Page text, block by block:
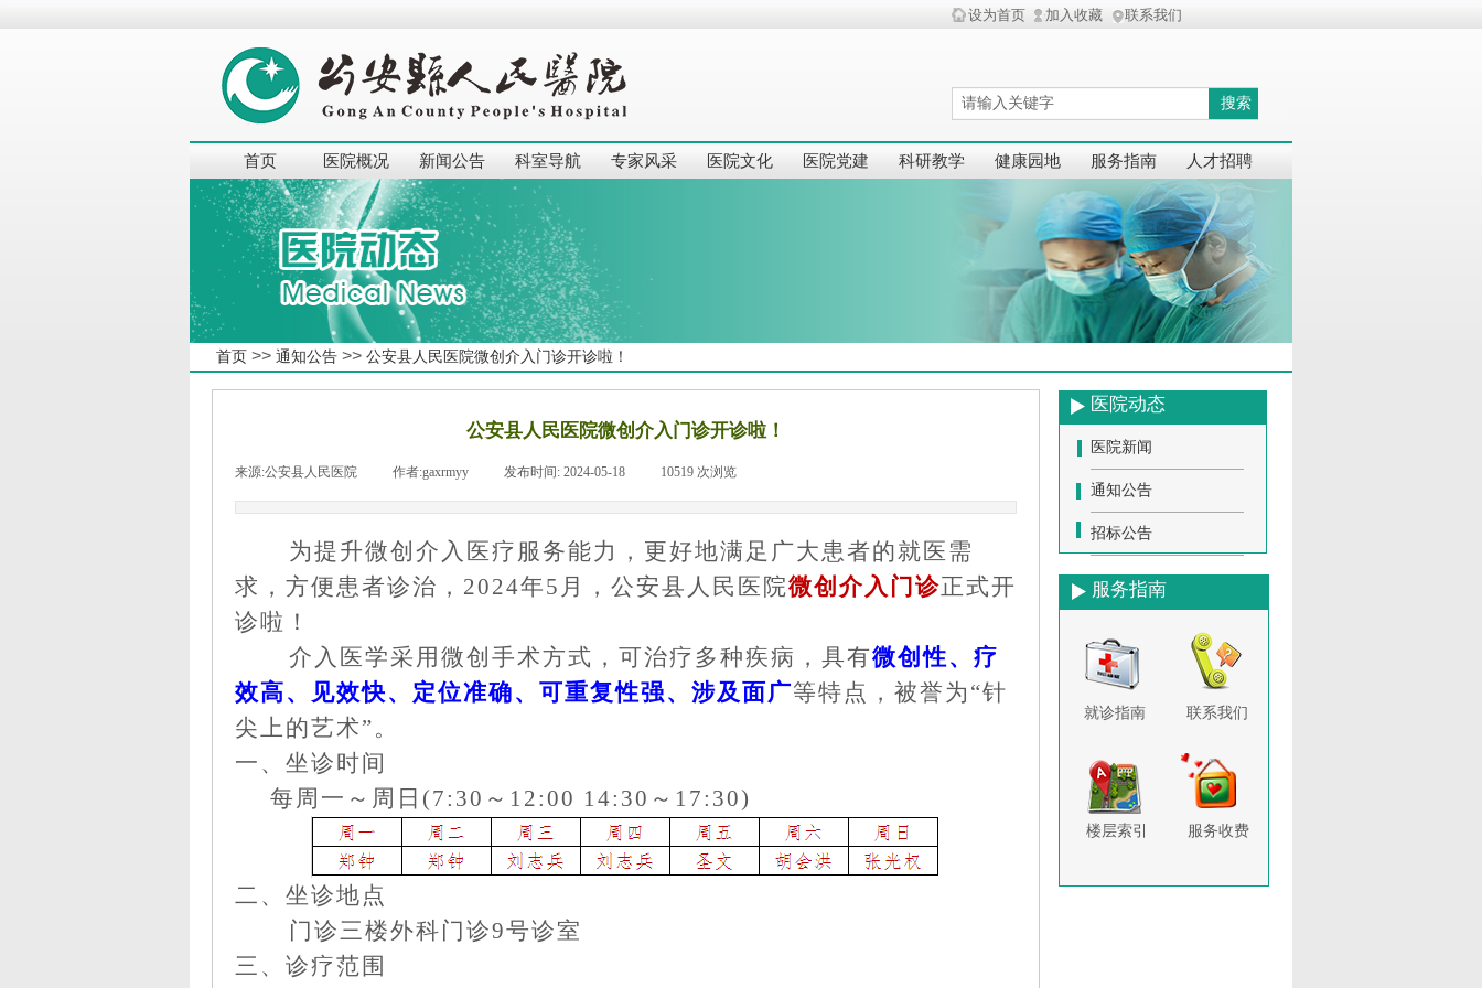
设为首页 加入收藏 联系我们
搜索
首页 医院概况 新闻公告 科室导航 专家风采 医院文化 医院党建 科研教学 健康园地 服务指南 人才招聘
首页 >> 通知公告 >> 公安县人民医院微创介入门诊开诊啦！
公安县人民医院微创介入门诊开诊啦！
来源:公安县人民医院 作者:gaxrmyy 发布时间: 2024-05-18 10519 次浏览
为提升微创介入医疗服务能力，更好地满足广大患者的就医需
求，方便患者诊治， 2024年5月，公安县人民医院微创介入门诊正式开
诊啦！
介入医学采用微创手术方式，可治疗多种疾病，具有微创性、疗
效高、见效快、定位准确、可重复性强、涉及面广等特点，被誉为 “针
尖上的艺术”。
一、坐诊时间
每周一～周日 (7:30～12:00 14:30～17:30)
二、坐诊地点
门诊三楼外科门诊9号诊室
三 、 诊疗范围
医院动态
医院新闻
通知公告
招标公告
服务指南
联系我们
就诊指南
楼层索引 服务收费